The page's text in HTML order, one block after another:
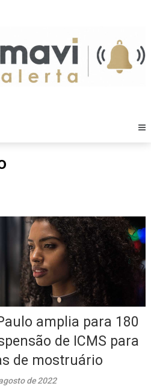
amplia para 180
de ICMS para
de mostruário
de 2022